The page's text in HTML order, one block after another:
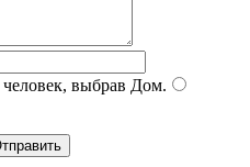
выбрав Дом.